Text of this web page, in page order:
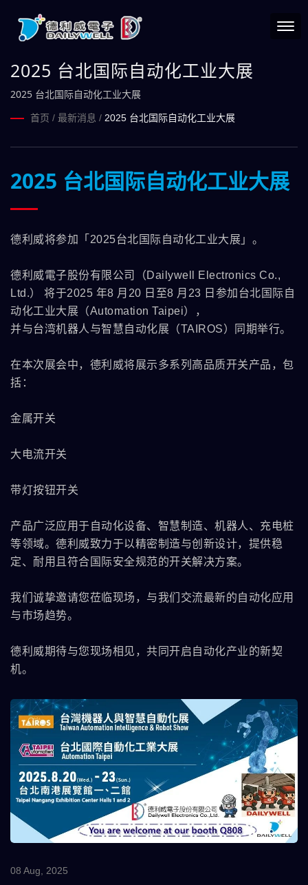
2025 台北国际自动化工业大展
2025 台北国际自动化工业大展
首页 / 最新消息 / 2025 台北国际自动化工业大展
2025 台北国际自动化工业大展
德利威将参加「2025台北国际自动化工业大展」。
德利威電子股份有限公司（Dailywell Electronics Co.,
Ltd.） 将于2025 年8 月20 日至8 月23 日参加台北国际自
动化工业大展（Automation Taipei），
并与台湾机器人与智慧自动化展（TAIROS）同期举行。
在本次展会中，德利威将展示多系列高品质开关产品，包
括：
金属开关
大电流开关
带灯按钮开关
产品广泛应用于自动化设备、智慧制造、机器人、充电桩
等领域。德利威致力于以精密制造与创新设计，提供稳
定、耐用且符合国际安全规范的开关解决方案。
我们诚挚邀请您莅临现场，与我们交流最新的自动化应用
与市场趋势。
德利威期待与您现场相见，共同开启自动化产业的新契
机。
08 Aug, 2025